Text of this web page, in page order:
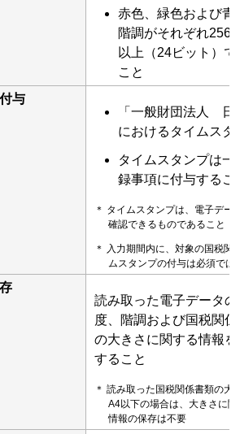
赤色、緑色および青
階調がそれぞれ256
以上（24ビット）
こと
与
「一般財団法人 日
におけるタイムス
タイムスタンプは
録事項に付与するこ
＊ タイムスタンプは、電子デ
確認できるものであること
＊ 入力期間内に、対象の国税
ムスタンプの付与は必須では
読み取った電子データ
度、階調および国税関
の大きさに関する情報
すること
＊ 読み取った国税関係書類の大
A4以下の場合は、大きさに関
情報の保存は不要